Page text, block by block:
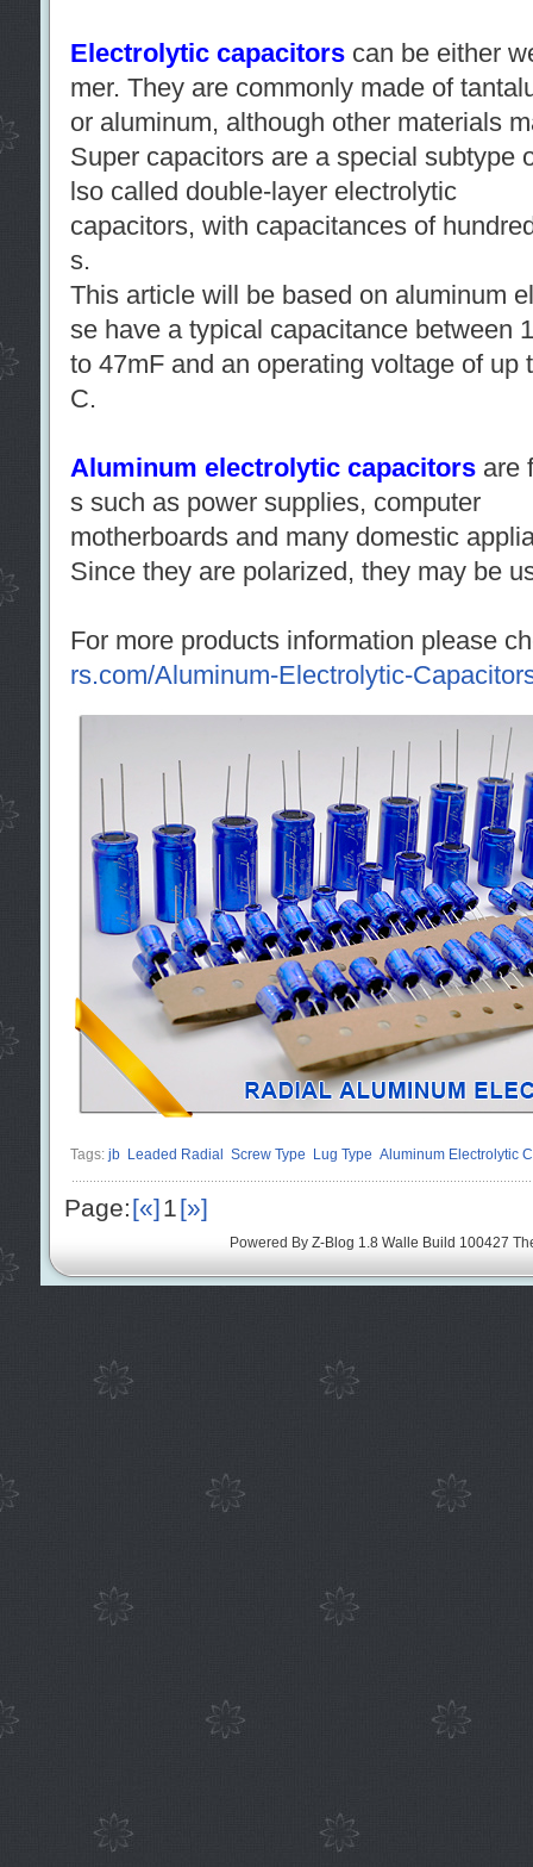
Electrolytic capacitorscan be either
mer. They are commonly made of
or aluminum, although other materials
Super capacitors are a special subtype
lso called double-layer electrolytic
capacitors, with capacitances of
s.
This article will be based on aluminum
se have a typical capacitance between
to 47mF and an operating voltage of up
C.
Aluminum electrolytic capacitorsare
s such as power supplies, computer
motherboards and many domestic
Since they are polarized, they may be
For more products information please
rs.com/Aluminum-Electrolytic-
Tags: jb Leaded Radial Screw Type Lug Type Aluminum Electrolytic
Page:[«]1[»]
Powered By Z-Blog 1.8 Walle Build 100427